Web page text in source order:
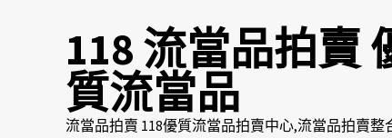
118 流當品拍賣
質流當品
流當品拍賣 118優質流當品拍賣中心,流當品拍賣整